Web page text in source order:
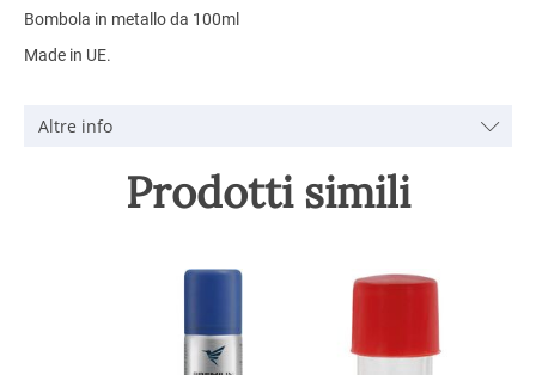
Bombola in metallo da 100ml
Made in UE.
Altre info
Prodotti simili